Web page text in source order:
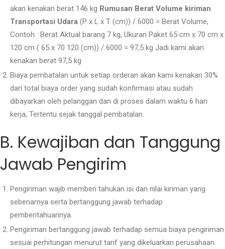
akan kenakan berat 146 kg Rumusan Berat Volume kiriman
Transportasi Udara (P x L x T (cm)) / 6000 = Berat Volume,
Contoh : Berat Aktual barang 7 kg, Ukuran Paket 65 cm x 70 cm x
120 cm ( 65 x 70 120 (cm)) / 6000 = 97,5 kg Jadi kami akan
kenakan berat 97,5 kg
Biaya pembatalan untuk setiap orderan akan kami kenakan 30%
dari total biaya order yang sudah konfirmasi atau sudah
dibayarkan oleh pelanggan dan di proses dalam waktu 6 hari
kerja, Tertentu sejak tanggal pembatalan.
B. Kewajiban dan Tanggung
Jawab Pengirim
Pengiriman wajib memberi tahukan isi dan nilai kiriman yang
sebenarnya serta bertanggung jawab terhadap
pemberitahuannya.
Pengiriman bertanggung jawab terhadap semua biaya pengiriman
sesuai perhitungan menurut tarif yang dikeluarkan perusahaan.